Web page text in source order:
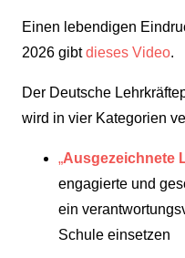
Einen lebendigen
2026 gibtdieses Video.
Der Deutsche
wird in vier Kategorien
„Ausgezeichnete
engagierte und
ein
Schule einsetzen